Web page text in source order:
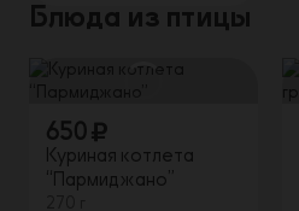
Блюда из птицы
650
Куриная котлета
“Пармиджано”